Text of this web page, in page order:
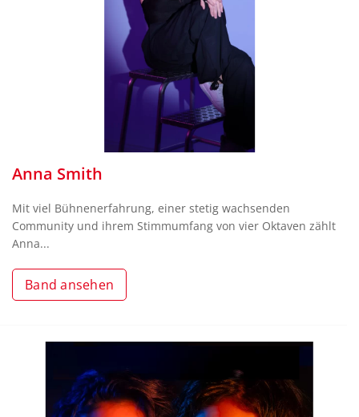
Anna Smith
Mit viel Bühnenerfahrung, einer stetig wachsenden
Community und ihrem Stimmumfang von vier Oktaven zählt
Anna...
Band ansehen